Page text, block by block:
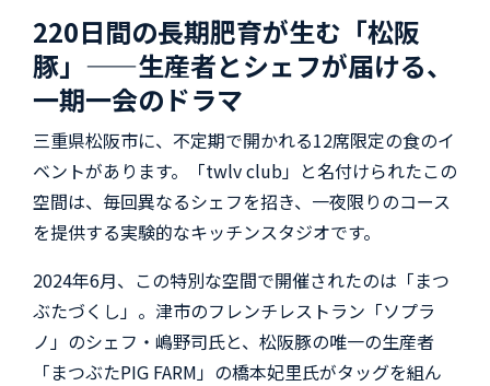
220日間の長期肥育が生む「松阪
豚」——生産者とシェフが届ける、
一期一会のドラマ
三重県松阪市に、不定期で開かれる12席限定の食のイ
ベントがあります。「twlv club」と名付けられたこの
空間は、毎回異なるシェフを招き、一夜限りのコース
を提供する実験的なキッチンスタジオです。
2024年6月、この特別な空間で開催されたのは「まつ
ぶたづくし」。津市のフレンチレストラン「ソプラ
ノ」のシェフ・嶋野司氏と、松阪豚の唯一の生産者
「まつぶたPIG FARM」の橋本妃里氏がタッグを組ん